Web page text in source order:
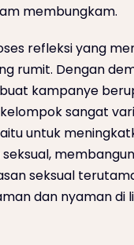
membungkam.
refleksi yang
rumit. Dengan
kampanye
sangat
untuk
seksual
dan nyaman di